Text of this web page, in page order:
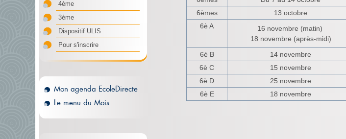
4ème
3ème
Dispositif ULIS
Pour s'inscrire
Mon agenda EcoleDirecte
Le menu du Mois
6èmes
13 octobre
6è A
16 novembre (matin)
18 novembre (après-midi)
6è B 14 novembre
6è C
15 novembre
6è D
25 novembre
6è E
18 novembre